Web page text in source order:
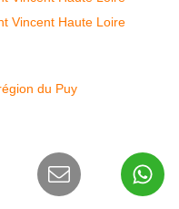
du Puy